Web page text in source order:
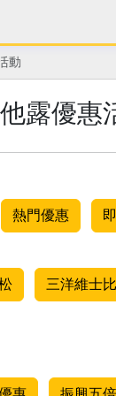
動
露優惠
熱門優惠
三洋維士比